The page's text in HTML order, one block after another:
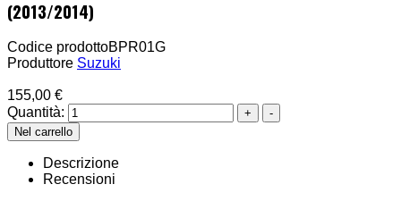
(2013/2014)
Codice prodottoBPR01G
Produttore Suzuki
155,00 €
Quantità:
Descrizione
Recensioni